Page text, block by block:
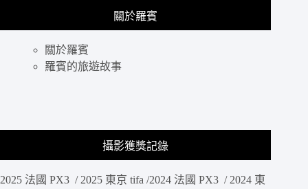
關於羅賓
關於羅賓
羅賓的旅遊故事
攝影獲獎記錄
2025 法國 PX3 / 2025 東京 tifa /2024 法國 PX3 / 2024 東